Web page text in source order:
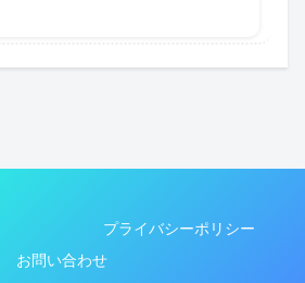
プライバシーポリシー
お問い合わせ